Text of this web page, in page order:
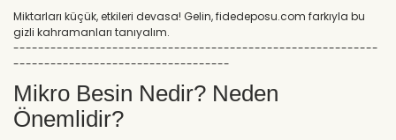
Miktarları küçük, etkileri devasa! Gelin, fidedeposu.com farkıyla bu
gizli kahramanları tanıyalım.
-----------------------------------------------------------
-----------------------------------
Mikro Besin Nedir? Neden
Önemlidir?